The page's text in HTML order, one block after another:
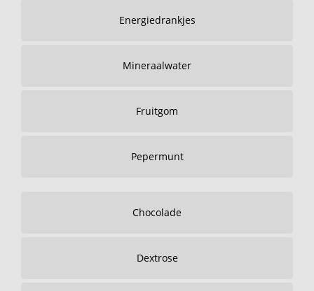
Energiedrankjes
Mineraalwater
Fruitgom
Pepermunt
Chocolade
Dextrose